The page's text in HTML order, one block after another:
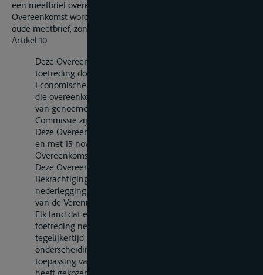
een meetbrief overeenkomstig de bepalingen van deze
Overeenkomst worden afgegeven tegen overlegging van de
oude meetbrief, zonder dat hermeting is vereist.
Artikel 10
Deze Overeenkomst staat open voor ondertekening of
toetreding door de landen die lid zijn van de
Economische Commissie voor Europa en door de landen
die overeenkomstig het achtste lid van het mandaat
van genoemde Commissie als raadgevend lid tot de
Commissie zijn toegelaten.
Deze Overeenkomst staat open voor ondertekening tot
en met 15 november 1966. Na deze datum staat de
Overeenkomst open voor toetreding.
Deze Overeenkomst dient te worden bekrachtigd.
Bekrachtiging of toetreding geschiedt door
nederlegging van een akte bij de Secretaris-Generaal
van de Verenigde Naties.
Elk land dat een akte van bekrachtiging of van
toetreding nederlegt dient de Secretaris-Generaal
tegelijkertijd mede te delen welke
onderscheidingsletter of -lettergroep het voor de
toepassing van artikel 2, lid 3, van deze Overeenkomst